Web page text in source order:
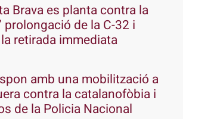
Brava es planta contra la
prolongació de la C-32 i
la retirada immediata
amb una mobilització a
contra la catalanofòbia i
de la Policia Nacional